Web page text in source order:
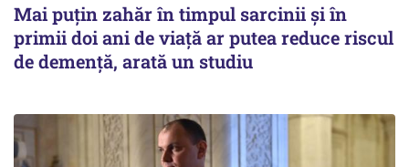
Mai puțin zahăr în timpul sarcinii și în
primii doi ani de viață ar putea reduce riscul
de demență, arată un studiu